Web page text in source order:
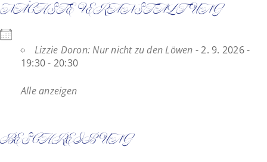
Zum
springen
NÄCHSTE VERANSTALTUNG
Lizzie Doron: Nur nicht zu den Löwen - 2. 9. 2026 -
19:30 - 20:30
Alle anzeigen
BESCHREIBUNG